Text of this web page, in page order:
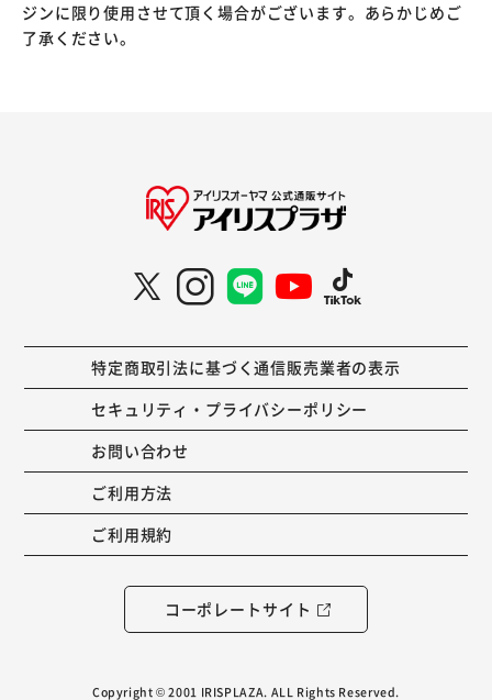
ジンに限り使用させて頂く場合がございます。あらかじめご
了承ください。
特定商取引法に基づく通信販売業者の表示
セキュリティ・プライバシーポリシー
お問い合わせ
ご利用方法
ご利用規約
コーポレートサイト
Copyright © 2001 IRISPLAZA. ALL Rights Reserved.